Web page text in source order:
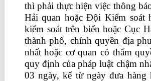
thì phải thực hiện việc thông
Hải quan hoặc Đội Kiểm soát
kiểm soát trên biển hoặc Cục
thành phố, chính quyền địa
nhất hoặc cơ quan có thẩm
quy định của pháp luật chậm
03 ngày, kể từ ngày đưa hàng